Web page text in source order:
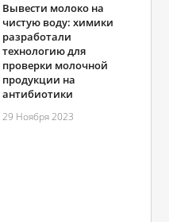
Вывести молоко на
чистую воду: химики
разработали
технологию для
проверки молочной
продукции на
антибиотики
29 Ноября 2023